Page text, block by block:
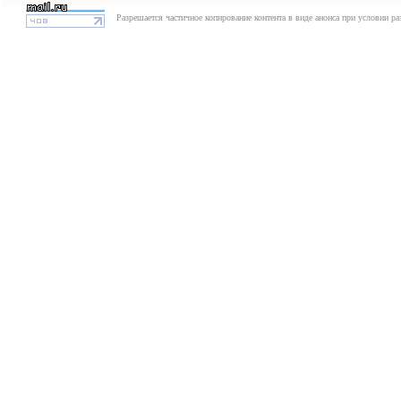
Разрешается частичное копирование контента в виде анонса при условии